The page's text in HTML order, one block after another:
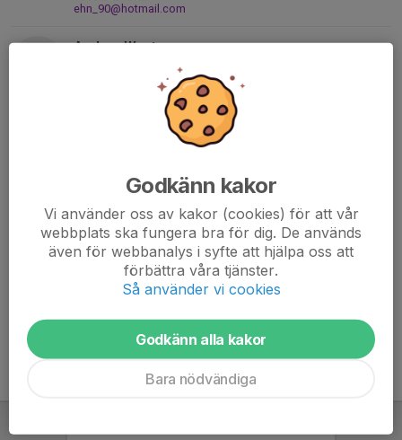
ehn_90@hotmail.com
Anders Westman
alfta86@hotmail.com
070-531 74 55
Viktor Lindsmyr
Ledare
073-031 31 44
v_lindsmyr@hotmail.com
Godkänn kakor
Vi använder oss av kakor (cookies) för att vår
webbplats ska fungera bra för dig. De används
även för webbanalys i syfte att hjälpa oss att
förbättra våra tjänster.
Så använder vi cookies
Godkänn alla kakor
Bara nödvändiga